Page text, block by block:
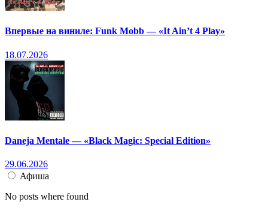
Впервые на виниле: Funk Mobb — «It Ain’t 4 Play»
18.07.2026
Daneja Mentale — «Black Magic: Special Edition»
29.06.2026
Афиша
No posts where found